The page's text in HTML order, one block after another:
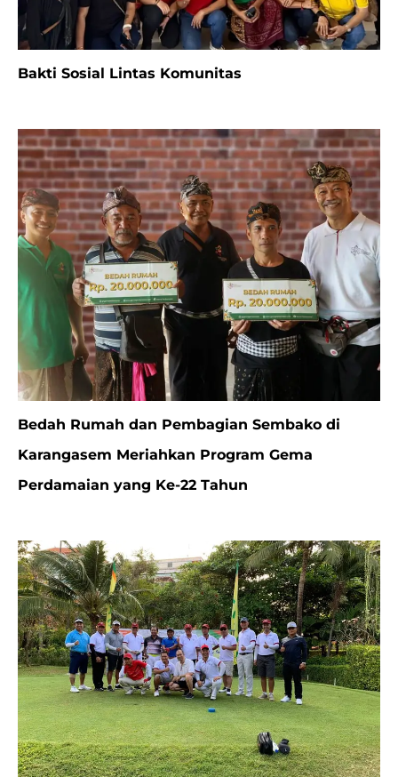
Bakti Sosial Lintas Komunitas
Bedah Rumah dan Pembagian Sembako di
Karangasem Meriahkan Program Gema
Perdamaian yang Ke-22 Tahun